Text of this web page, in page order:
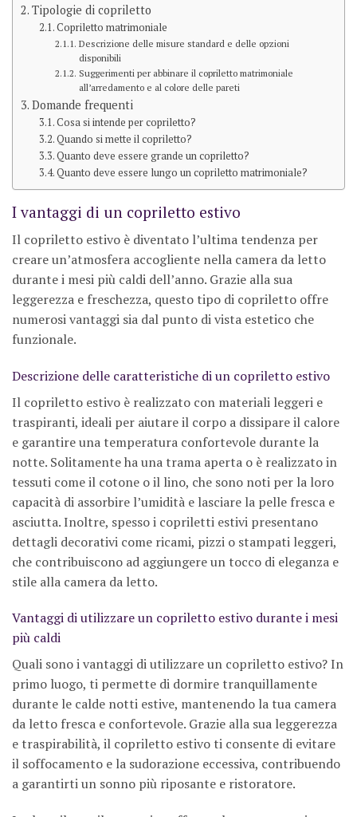
Tipologie di copriletto
Copriletto matrimoniale
Descrizione delle misure standard e delle opzioni
disponibili
Suggerimenti per abbinare il copriletto matrimoniale
all’arredamento e al colore delle pareti
Domande frequenti
Cosa si intende per copriletto?
Quando si mette il copriletto?
Quanto deve essere grande un copriletto?
Quanto deve essere lungo un copriletto matrimoniale?
I vantaggi di un copriletto estivo
Il copriletto estivo è diventato l’ultima tendenza per
creare un’atmosfera accogliente nella camera da letto
durante i mesi più caldi dell’anno. Grazie alla sua
leggerezza e freschezza, questo tipo di copriletto offre
numerosi vantaggi sia dal punto di vista estetico che
funzionale.
Descrizione delle caratteristiche di un copriletto estivo
Il copriletto estivo è realizzato con materiali leggeri e
traspiranti, ideali per aiutare il corpo a dissipare il calore
e garantire una temperatura confortevole durante la
notte. Solitamente ha una trama aperta o è realizzato in
tessuti come il cotone o il lino, che sono noti per la loro
capacità di assorbire l’umidità e lasciare la pelle fresca e
asciutta. Inoltre, spesso i copriletti estivi presentano
dettagli decorativi come ricami, pizzi o stampati leggeri,
che contribuiscono ad aggiungere un tocco di eleganza e
stile alla camera da letto.
Vantaggi di utilizzare un copriletto estivo durante i mesi
più caldi
Quali sono i vantaggi di utilizzare un copriletto estivo? In
primo luogo, ti permette di dormire tranquillamente
durante le calde notti estive, mantenendo la tua camera
da letto fresca e confortevole. Grazie alla sua leggerezza
e traspirabilità, il copriletto estivo ti consente di evitare
il soffocamento e la sudorazione eccessiva, contribuendo
a garantirti un sonno più riposante e ristoratore.